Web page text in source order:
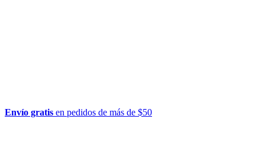
Envío gratis en pedidos de más de $50